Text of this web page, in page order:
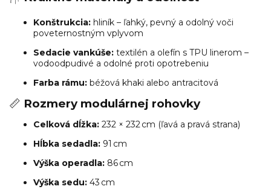
Konštrukcia: hliník – ľahký, pevný a odolný voči
poveternostným vplyvom
Sedacie vankúše: textilén a olefín s TPU linerom –
vodoodpudivé a odolné proti opotrebeniu
Farba rámu: béžová khaki alebo antracitová
📏 Rozmery modulárnej rohovky
Celková dĺžka: 232 × 232 cm (ľavá a pravá strana)
Hĺbka sedadla: 91 cm
Výška operadla: 86 cm
Výška sedu: 43 cm